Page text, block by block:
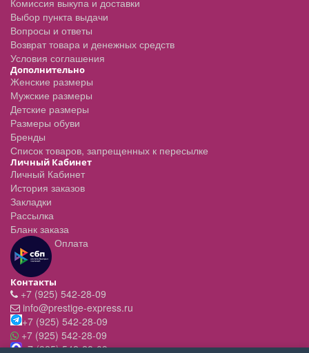
Комиссия выкупа и доставки
Выбор пункта выдачи
Вопросы и ответы
Возврат товара и денежных средств
Условия соглашения
Дополнительно
Женские размеры
Мужские размеры
Детские размеры
Размеры обуви
Бренды
Список товаров, запрещенных к пересылке
Личный Кабинет
Личный Кабинет
История заказов
Закладки
Рассылка
Бланк заказа
Оплата
Контакты
+7 (925) 542-28-09
info@prestige-express.ru
+7 (925) 542-28-09
+7 (925) 542-28-09
+7 (925) 542-28-09